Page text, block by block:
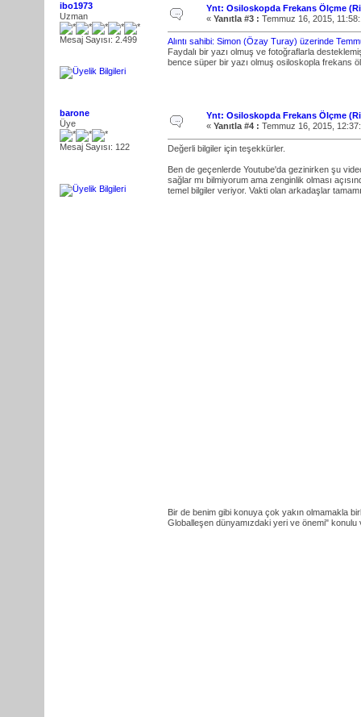
ibo1973
Uzman
Mesaj Sayısı: 2.499
Ynt: Osiloskopda Frekans Ölçme
« Yanıtla #3 : Temmuz 16, 2015,
Alıntı sahibi: Simon (Özay Turay) üzerinde
Faydalı bir yazı olmuş ve fotoğraflarla
bence süper bir yazı olmuş osiloskopla frekans
barone
Üye
Mesaj Sayısı: 122
Ynt: Osiloskopda Frekans Ölçme
« Yanıtla #4 : Temmuz 16, 2015,
Değerli bilgiler için teşekkürler.
Ben de geçenlerde Youtube'da gezinirken şu
sağlar mı bilmiyorum ama zenginlik olması
temel bilgiler veriyor. Vakti olan arkadaşlar
Bir de benim gibi konuya çok yakın olmamakla
Globalleşen dünyamızdaki yeri ve önemi" konulu